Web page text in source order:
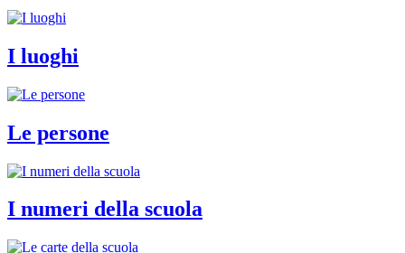
I luoghi
Le persone
I numeri della scuola